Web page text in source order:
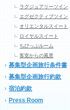
ラグジュアリーツイン
エグゼクティブツイン
オリエンタルスイート
ロイヤルスイート
ちびっぷルーム
客室からの風景
募集型企画旅行条件書
募集型企画旅行約款
宿泊約款
Press Room